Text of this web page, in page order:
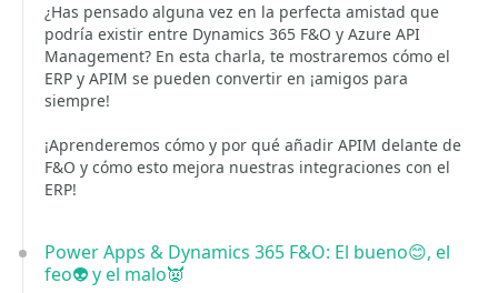
¿Has pensado alguna vez en la perfecta amistad que
podría existir entre Dynamics 365 F&O y Azure API
Management? En esta charla, te mostraremos cómo el
ERP y APIM se pueden convertir en ¡amigos para
siempre!
¡Aprenderemos cómo y por qué añadir APIM delante de
F&O y cómo esto mejora nuestras integraciones con el
ERP!
Power Apps & Dynamics 365 F&O: El bueno😊, el
feo👽 y el malo👿